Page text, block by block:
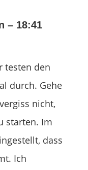
– 18:41
testen den
durch. Gehe
nicht,
starten. Im
dass
Ich